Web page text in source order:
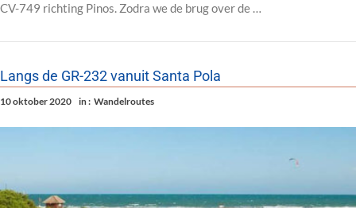
CV-749 richting Pinos. Zodra we de brug over de …
Langs de GR-232 vanuit Santa Pola
10 oktober 2020 in : Wandelroutes